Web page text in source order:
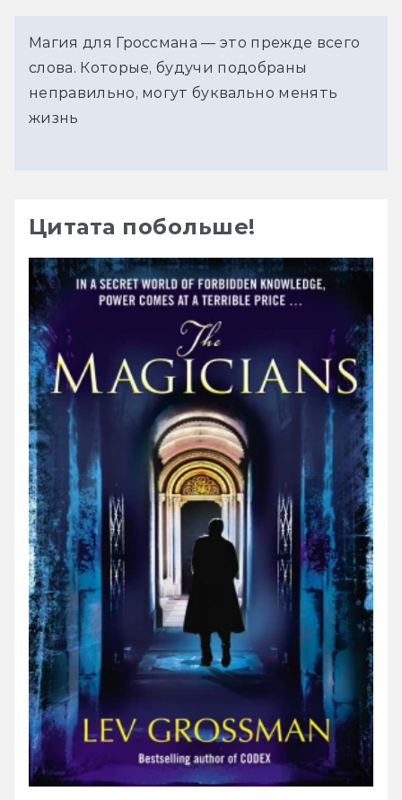
Магия для Гроссмана — это прежде всего
слова. Которые, будучи подобраны
неправильно, могут буквально менять
жизнь
Цитата побольше!